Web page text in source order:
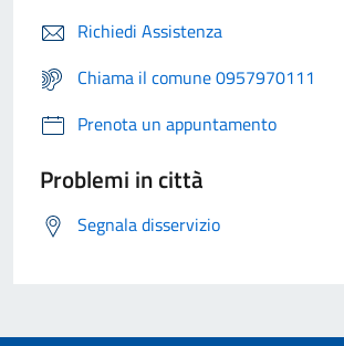
Richiedi Assistenza
Chiama il comune 0957970111
Prenota un appuntamento
Problemi in città
Segnala disservizio